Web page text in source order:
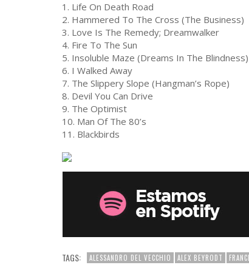
1. Life On Death Road
2. Hammered To The Cross (The Business)
3. Love Is The Remedy; Dreamwalker
4. Fire To The Sun
5. Insoluble Maze (Dreams In The Blindness)
6. I Walked Away
7. The Slippery Slope (Hangman’s Rope)
8. Devil You Can Drive
9. The Optimist
10. Man Of The 80’s
11. Blackbirds
TAGS: ALESSANDRO DEL VECCHIO ALEX BEYRODT